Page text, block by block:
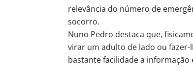
relevância do número de
socorro.
Nuno Pedro destaca que,
virar um adulto de lado ou
bastante facilidade a